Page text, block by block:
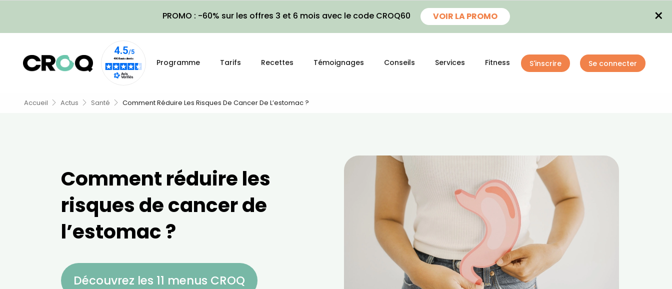
PROMO : -60% sur les offres 3 et 6 mois avec le code CROQ60 VOIR LA PROMO ×
Programme Tarifs Recettes Témoignages Conseils Services Fitness S'inscrire Se connecter
Accueil Actus Santé Comment Réduire Les Risques De Cancer De L’estomac ?
Comment réduire les
risques de cancer de
l’estomac ?
Découvrez les 11 menus CROQ